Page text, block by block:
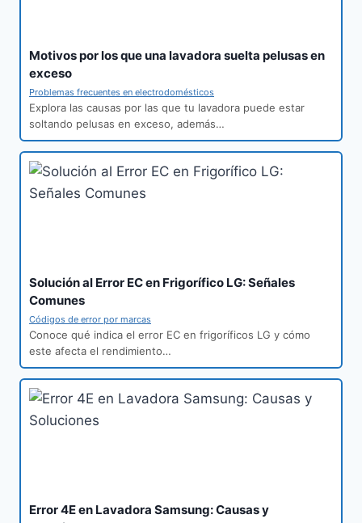
Motivos por los que una lavadora suelta pelusas en
exceso
Problemas frecuentes en electrodomésticos
Explora las causas por las que tu lavadora puede estar
soltando pelusas en exceso, además…
Solución al Error EC en Frigorífico LG: Señales
Comunes
Códigos de error por marcas
Conoce qué indica el error EC en frigoríficos LG y cómo
este afecta el rendimiento…
Error 4E en Lavadora Samsung: Causas y